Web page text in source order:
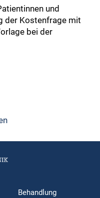
und
der Kostenfrage mit
bei der
Behandlung